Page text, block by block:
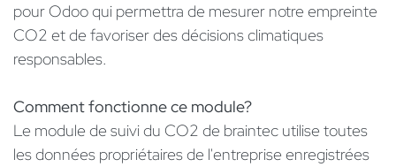
pour Odoo qui permettra de mesurer notre empreinte
CO2 et de favoriser des décisions climatiques
responsables.
Comment fonctionne ce module?
Le module de suivi du CO2 de braintec utilise toutes
les données propriétaires de l'entreprise enregistrées